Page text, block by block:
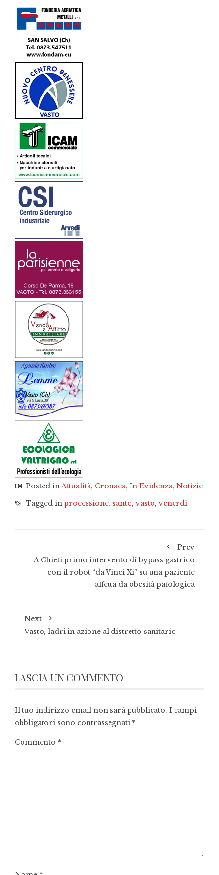
Posted inAttualità, Cronaca, In Evidenza, Notizie
Tagged in processione, santo,vasto,venerdì
Prev
A Chieti primo intervento di bypass gastrico
con il robot “da Vinci Xi” su una paziente
affetta da obesità patologica
Next
Vasto, ladri in azione al distretto sanitario
LASCIA UN COMMENTO
Il tuo indirizzo email non sarà pubblicato. I campi
obbligatori sono contrassegnati *
Commento *